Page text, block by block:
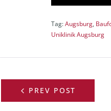
Tag:Augsburg,
Uniklinik Augsburg
PREV POST